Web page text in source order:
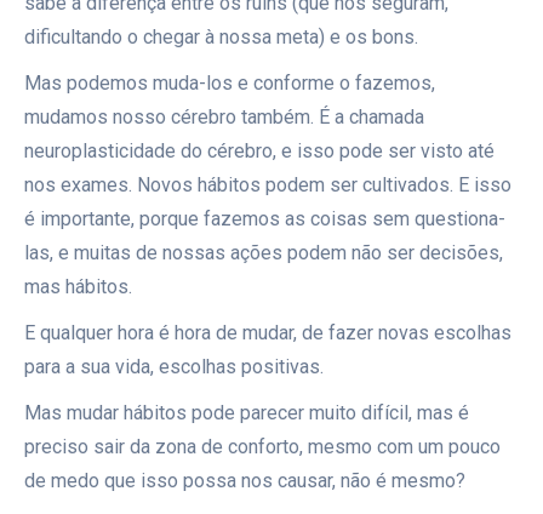
dificultando o chegar à nossa meta) e os bons.
Mas podemos muda-los e conforme o fazemos,
mudamos nosso cérebro também. É a chamada
neuroplasticidade do cérebro, e isso pode ser visto até
nos exames. Novos hábitos podem ser cultivados. E isso
é importante, porque fazemos as coisas sem questiona-
las, e muitas de nossas ações podem não ser decisões,
mas hábitos.
E qualquer hora é hora de mudar, de fazer novas escolhas
para a sua vida, escolhas positivas.
Mas mudar hábitos pode parecer muito difícil, mas é
preciso sair da zona de conforto, mesmo com um pouco
de medo que isso possa nos causar, não é mesmo?